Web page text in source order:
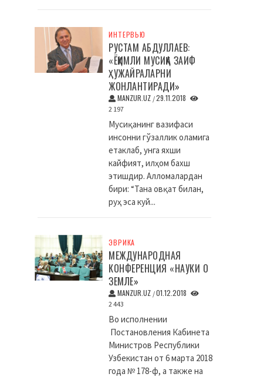
ИНТЕРВЬЮ
РУСТАМ АБДУЛЛАЕВ:
«ЁҚИМЛИ МУСИҚА ЗАИФ
ҲУЖАЙРАЛАРНИ
ЖОНЛАНТИРАДИ»
MANZUR.UZ /29.11.2018
2 197
Мусиқанинг вазифаси
инсонни гўзаллик оламига
етаклаб, унга яхши
кайфият, илҳом бахш
этишдир. Алломалардан
бири: “Тана овқат билан,
руҳ эса куй...
ЭВРИКА
МЕЖДУНАРОДНАЯ
КОНФЕРЕНЦИЯ «НАУКИ О
ЗЕМЛЕ»
MANZUR.UZ /01.12.2018
2 443
Во исполнении
Постановления Кабинета
Министров Республики
Узбекистан от 6 марта 2018
года № 178-ф, а также на